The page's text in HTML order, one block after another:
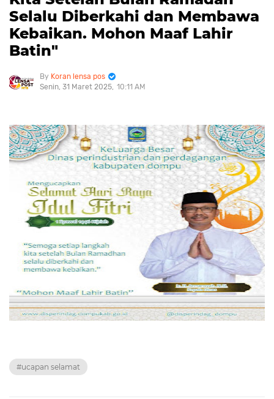
Selalu Diberkahi dan Membawa
Kebaikan. Mohon Maaf Lahir
Batin"
Koran lensa pos
Senin, 31 Maret 2025 10:11 AM
#ucapan selamat